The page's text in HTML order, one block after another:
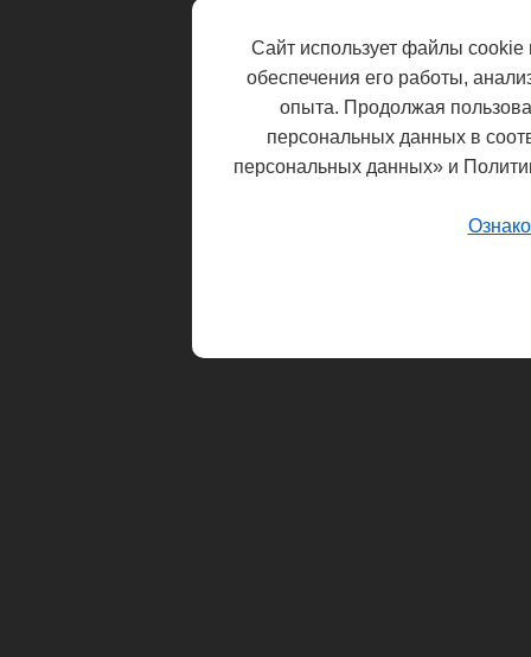
Сайт использует файлы cookie
обеспечения его работы,
опыта. Продолжая
персональных данных в
персональных данных» и